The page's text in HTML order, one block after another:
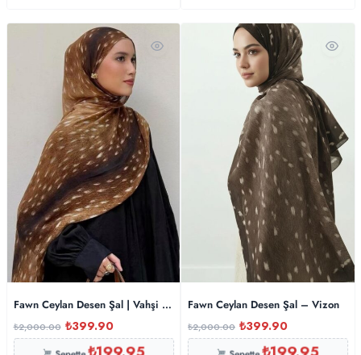
Fawn Ceylan Desen Şal | Vahşi Şıklığıyla Zamansız Koleksiyon
₺2,000.00 ₺399.90
Fawn Ceylan Desen Şal – Vizon
₺2,000.00 ₺399.90